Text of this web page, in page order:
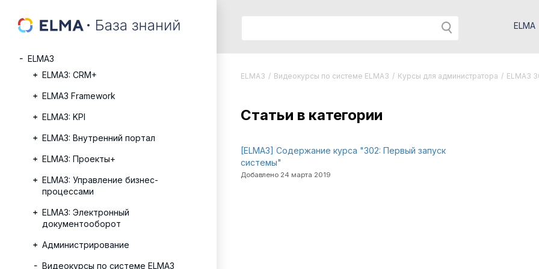
ELMA3
ELMA3: CRM+
ELMA3 Framework
ELMA3: KPI
ELMA3: Внутренний портал
ELMA3: Проекты+
ELMA3: Управление бизнес-
процессами
ELMA3: Электронный
документооборот
Администрирование
Видеокурсы по системе ELMA3
ELMA
ELMA3 / Видеокурсы по системе ELMA3 / Курсы для администратора / ELMA3
Cтатьи в категории
[ELMA3] Содержание курса "302: Первый запуск
системы"
Добавлено 24 марта 2019